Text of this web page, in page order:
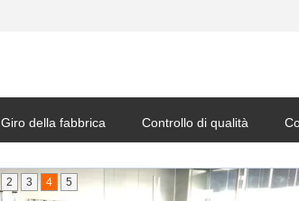
Giro della fabbrica Controllo di qualità
2 3 4 5